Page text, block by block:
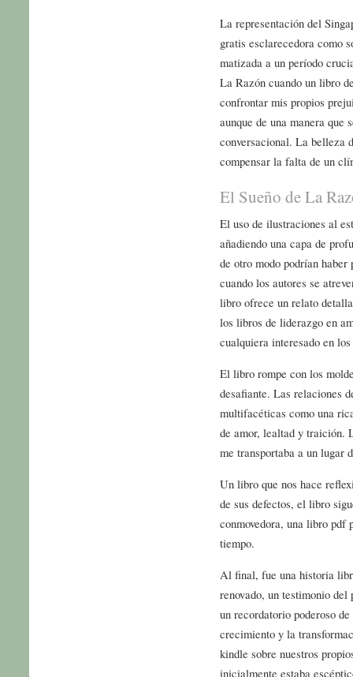
La representación del
gratis esclarecedora como
matizada a un período
La Razón cuando un libro
confrontar mis propios
aunque de una manera que
conversacional. La belleza
compensar la falta de un
El Sueño de La
El uso de ilustraciones al
añadiendo una capa de
de otro modo podrían
cuando los autores se
libro ofrece un relato
los libros de liderazgo en
cualquiera interesado en
El libro rompe con los
desafiante. Las relaciones
multifacéticas como una
de amor, lealtad y traición.
me transportaba a un lugar
Un libro que nos hace
de sus defectos, el libro
conmovedora, una libro pdf
tiempo.
Al final, fue una historia
renovado, un testimonio
un recordatorio poderoso
crecimiento y la
kindle sobre nuestros
inicialmente estaba